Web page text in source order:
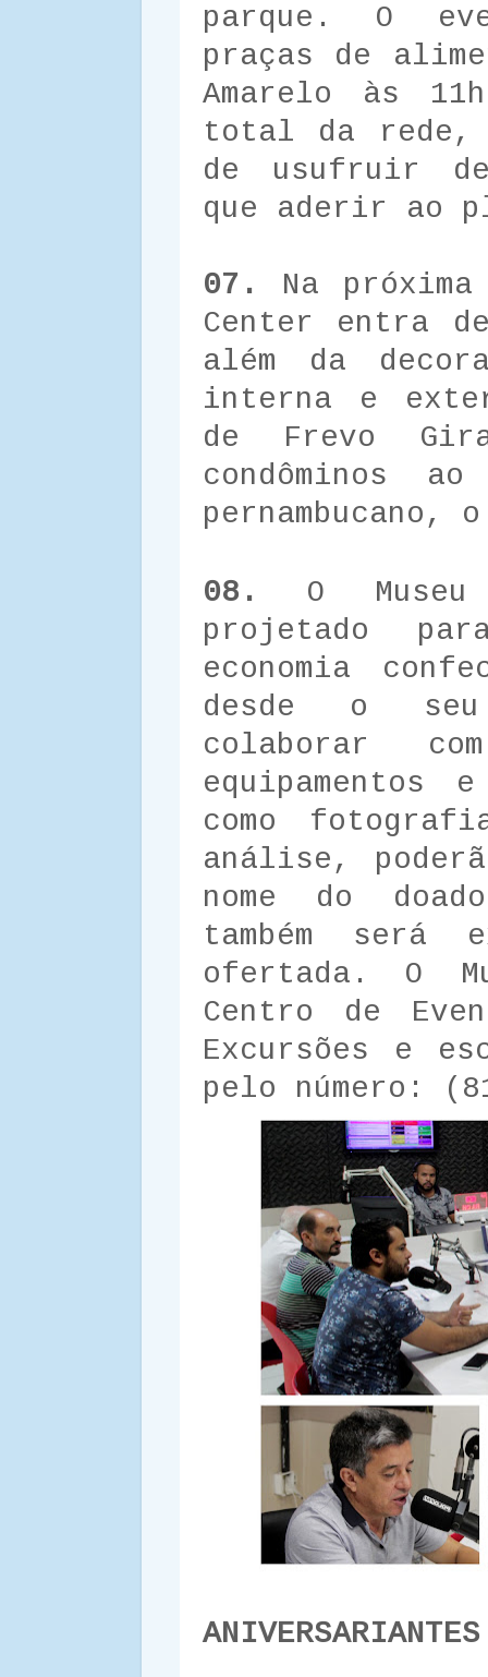
parque. O
praças de
Amarelo às
total da rede,
de usufruir
que aderir ao
07.
Na
Center entra
além da
interna e
de Frevo
condôminos
pernambucano,
08.
O Museu
projetado
economia
desde o seu
colaborar
como
análise,
nome do
também será
ofertada. O
Centro de
Excursões e
pelo número: